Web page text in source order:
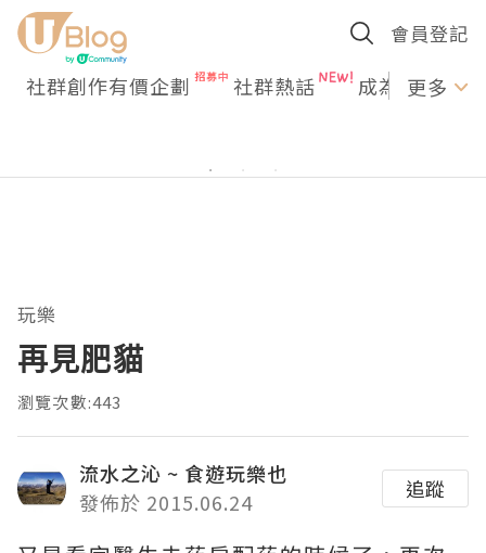
會員登記
社群創作有價企劃 社群熱話 成為U更多
玩樂
再見肥貓
瀏覽次數:443
流水之沁 ~ 食遊玩樂也
發佈於 2015.06.24
追蹤